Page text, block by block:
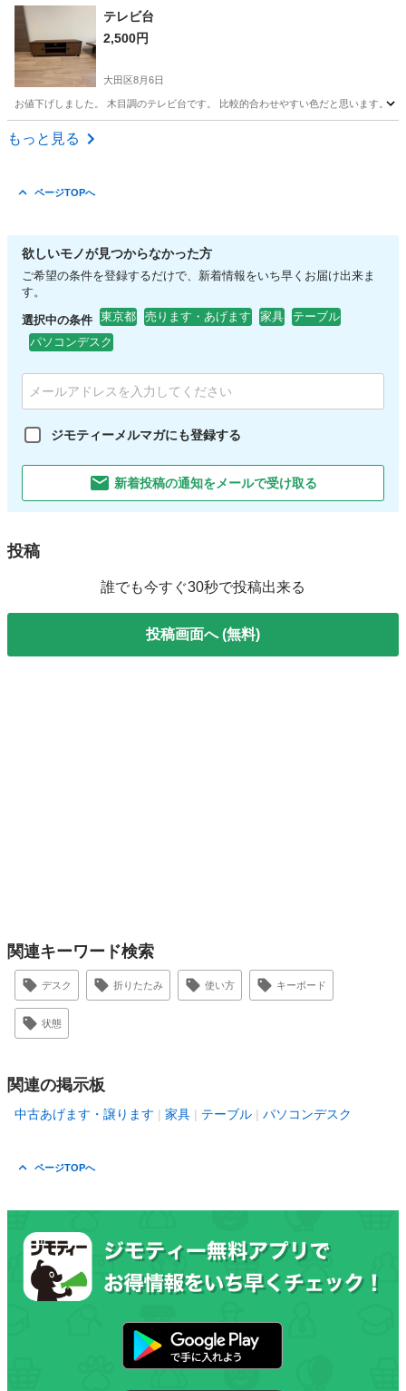
東京 世田谷区 インテリア雑貨/小物
テレビ台
2,500円
大田区8月6日
お値下げしました。 木目調のテレビ台です。 比較的合わせやすい色だと思います。
東京 大田区
もっと見る
ページTOPへ
欲しいモノが見つからなかった方
ご希望の条件を登録するだけで、新着情報をいち早くお届け出来ま
す。
選択中の条件 東京都 売ります・あげます 家具
テーブル
パソコンデスク
ジモティーメルマガにも登録する
新着投稿の通知をメールで受け取る
投稿
誰でも今すぐ30秒で投稿出来る
投稿画面へ (無料)
関連キーワード検索
デスク 折りたたみ 使い方 キーボード
状態
関連の掲示板
中古あげます・譲ります 家具 テーブル パソコンデスク
ページTOPへ